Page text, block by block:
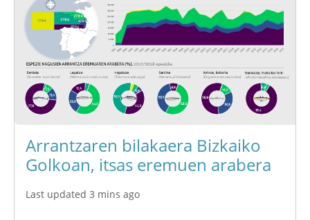
Arrantzaren bilakaera Bizkaiko
Golkoan, itsas eremuen arabera
Last updated 3 mins ago